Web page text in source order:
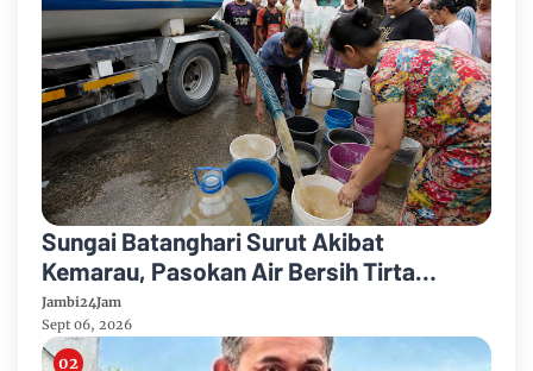
Sungai Batanghari Surut Akibat
Kemarau, Pasokan Air Bersih Tirta
Mayang Jambi Keruh
Jambi24Jam
Sept 06, 2026